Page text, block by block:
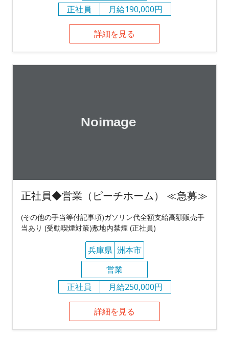
正社員
月給190,000円
詳細を見る
正社員◆営業（ピーチホーム） ≪急募≫
(その他の手当等付記事項)ガソリン代全額支給高額販売手
当あり (受動喫煙対策)敷地内禁煙 (正社員)
兵庫県 洲本市
営業
正社員
月給250,000円
詳細を見る